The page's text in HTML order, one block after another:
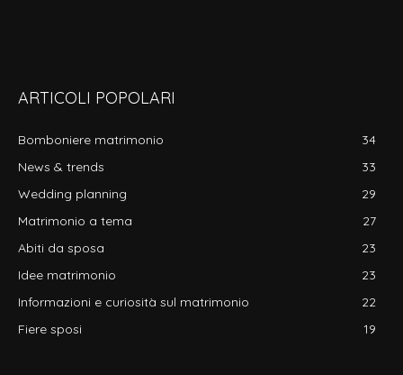
ARTICOLI POPOLARI
Bomboniere matrimonio
34
News & trends
33
Wedding planning
29
Matrimonio a tema
27
Abiti da sposa
23
Idee matrimonio
23
Informazioni e curiosità sul matrimonio
22
Fiere sposi
19